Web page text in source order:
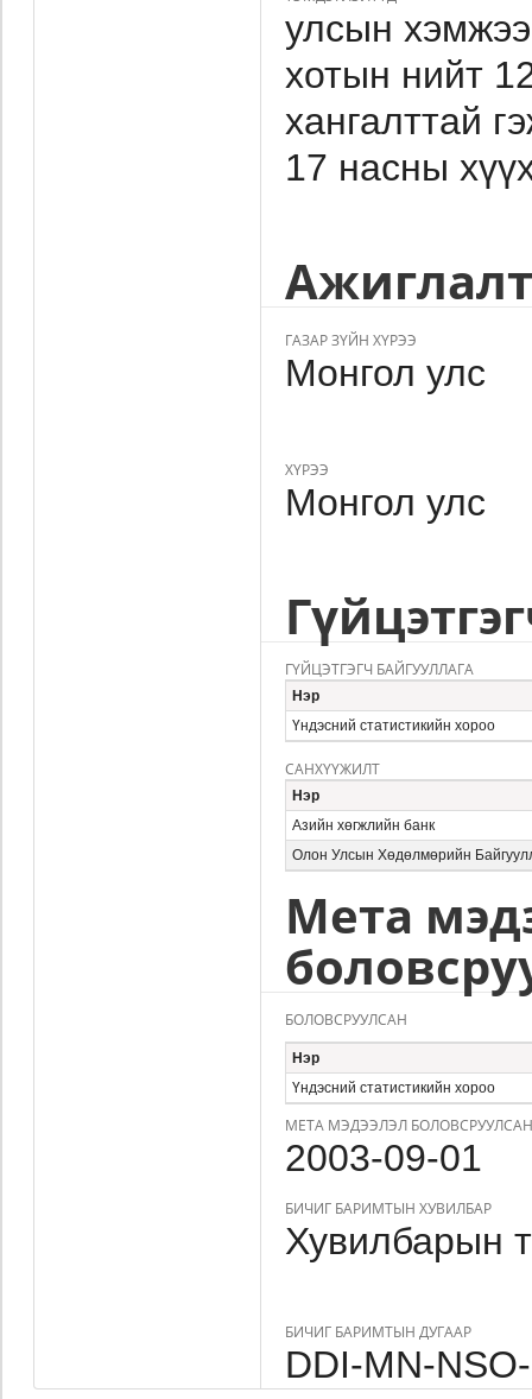
улсын
хотын нийт
хангалттай
17 насны
ГАЗАР ЗҮЙН ХҮРЭЭ
Монгол улс
ХҮРЭЭ
Монгол улс
ГҮЙЦЭТГЭГЧ БАЙГУУЛЛАГА
Нэр
Үндэсний статистикийн хороо
САНХҮҮЖИЛТ
Нэр
Азийн хөгжлийн банк
Олон Улсын Хөдөлмөрийн
Мета
БОЛОВСРУУЛСАН
Нэр
Үндэсний статистикийн хороо
МЕТА МЭДЭЭЛЭЛ
2003-09-01
БИЧИГ БАРИМТЫН ХУВИЛБАР
Хувилбарын
БИЧИГ БАРИМТЫН ДУГААР
DDI-MN-